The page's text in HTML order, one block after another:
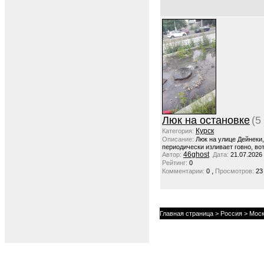
Люк на остановке (5
Категория: Курск
Описание: Люк на улице
периодически изливает говно,
Автор: 46ghost Дата: 21.07.2026
Рейтинг: 0
Комментарии: 0 , Просмотров: 23
Главная страница > Россия >